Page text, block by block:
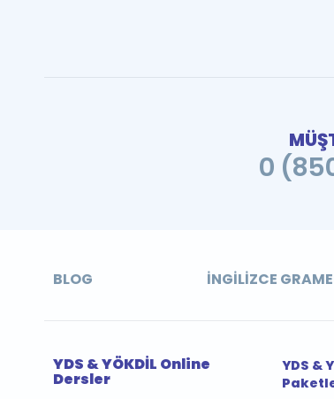
0
BLOG İNGILIZCE
YDS & YÖKDİL Online
Dersler
YDS &